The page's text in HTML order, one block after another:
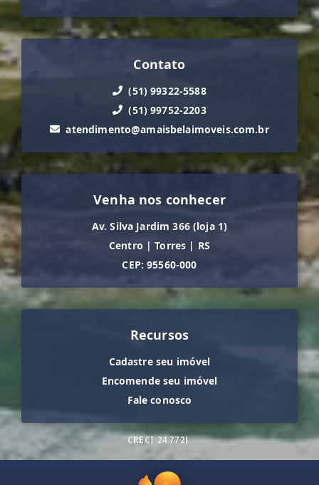
Contato
(51) 99322-5588
(51) 99752-2203
atendimento@amaisbelaimoveis.com.br
Venha nos conhecer
Av. Silva Jardim 366 (loja 1)
Centro | Torres | RS
CEP: 95560-000
Recursos
Cadastre seu imóvel
Encomende seu imóvel
Fale conosco
CRECI 24.772J